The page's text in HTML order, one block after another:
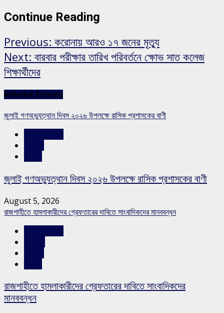
Continue Reading
Previous: করোনায় আরও ১৭ জনের মৃত্যু
Next: বারবার পরীক্ষার তারিখ পরিবর্তনে ক্ষোভ সাত কলেজ
শিক্ষার্থীদের
Related Stories
জুলাই গণঅভ্যুত্থান দিবস ২০২৬ উপলক্ষে রাসিক প্রশাসকের বাণী
জুলাই গণঅভ্যুত্থান দিবস ২০২৬ উপলক্ষে রাসিক প্রশাসকের বাণী
August 5, 2026
রাজশাহীতে হামলাকারীদের গ্রেফতারের দাবিতে সাংবাদিকদের মানববন্ধন
রাজশাহীতে হামলাকারীদের গ্রেফতারের দাবিতে সাংবাদিকদের
মানববন্ধন